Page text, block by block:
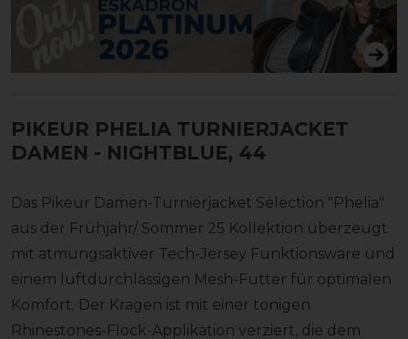
PIKEUR PHELIA TURNIERJACKET
DAMEN - NIGHTBLUE, 44
Das Pikeur Damen-Turnierjacket Selection "Phelia"
aus der Frühjahr/ Sommer 25 Kollektion überzeugt
mit atmungsaktiver Tech-Jersey Funktionsware und
einem luftdurchlässigen Mesh-Futter für optimalen
Komfort. Der Kragen ist mit einer tonigen
Rhinestones-Flock-Applikation verziert, die dem